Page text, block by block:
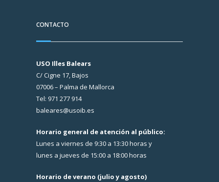
CONTACTO
USO Illes Balears
C/ Cigne 17, Bajos
07006 – Palma de Mallorca
Tel: 971 277 914
baleares@usoib.es
Horario general de atención al público:
Lunes a viernes de 9:30 a 13:30 horas y
lunes a jueves de 15:00 a 18:00 horas
Horario de verano (julio y agosto)